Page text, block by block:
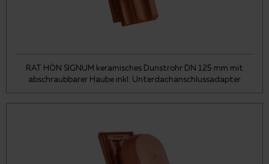
RAT HÖN SIGNUM keramisches Dunstrohr DN 125 mm mit
abschraubbarer Haube inkl. Unterdachanschlussadapter